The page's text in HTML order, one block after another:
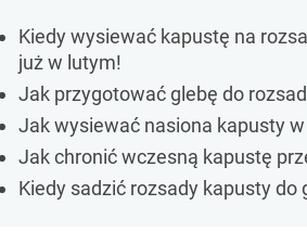
Kiedy wysiewać kapustę na
już w lutym!
Jak przygotować glebę do
Jak wysiewać nasiona kapusty
Jak chronić wczesną kapustę
Kiedy sadzić rozsady kapusty do